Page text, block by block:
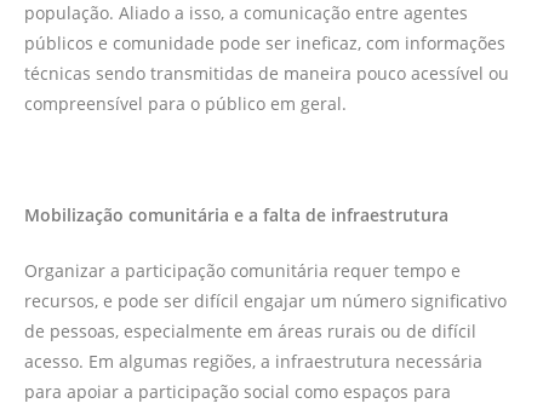
população. Aliado a isso, a comunicação entre agentes
públicos e comunidade pode ser ineficaz, com informações
técnicas sendo transmitidas de maneira pouco acessível ou
compreensível para o público em geral.
Mobilização comunitária e a falta de infraestrutura
Organizar a participação comunitária requer tempo e
recursos, e pode ser difícil engajar um número significativo
de pessoas, especialmente em áreas rurais ou de difícil
acesso. Em algumas regiões, a infraestrutura necessária
para apoiar a participação social como espaços para